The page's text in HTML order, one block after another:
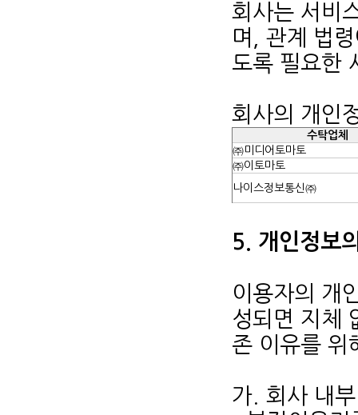
회사는 서비
며, 관계 법
도록 필요한
회사의 개인
수탁업체
㈜미디어토마토
㈜이토마토
나이스정보통신㈜
5. 개인정보
이용자의 개
성되면 지체
존 이유를 위
가. 회사 내